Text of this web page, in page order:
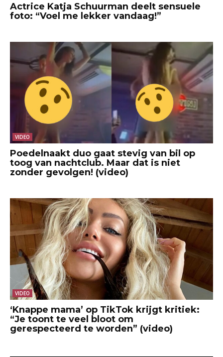
Actrice Katja Schuurman deelt sensuele
foto: “Voel me lekker vandaag!”
VIDEO
Poedelnaakt duo gaat stevig van bil op
toog van nachtclub. Maar dat is niet
zonder gevolgen! (video)
VIDEO
‘Knappe mama’ op TikTok krijgt kritiek:
“Je toont te veel bloot om
gerespecteerd te worden” (video)